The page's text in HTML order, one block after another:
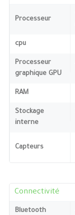
Processeur
cpu
Processeur
graphique GPU
RAM
Stockage
interne
Capteurs
Connectivité
Bluetooth